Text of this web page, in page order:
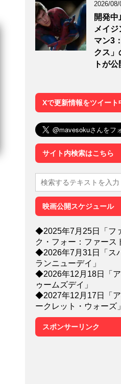
2026/08/
開発中
メイ
マン3
クス」
トが公
Xで更新情報をツイート
サイト内検索はこちら
映画公開スケジュール
◆2025年7月25日「フ
ク・フォー：ファース
◆2026年7月31日「ス
ランニューデイ」
◆2026年12月18日「
ゥームズデイ」
◆2027年12月17日「
ークレット・ウォーズ」
スポンサーリンク